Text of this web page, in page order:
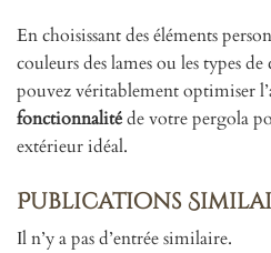
En choisissant des éléments
couleurs des lames ou les types
pouvez véritablement optimiser
fonctionnalitéde votre pergola
extérieur idéal.
Publications
Il n’y a pas d’entrée similaire.